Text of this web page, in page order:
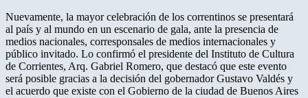
Nuevamente, la mayor celebración de los correntinos se presentará
al país y al mundo en un escenario de gala, ante la presencia de
medios nacionales, corresponsales de medios internacionales y
público invitado. Lo confirmó el presidente del Instituto de Cultura
de Corrientes, Arq. Gabriel Romero, que destacó que este evento
será posible gracias a la decisión del gobernador Gustavo Valdés y
el acuerdo que existe con el Gobierno de la ciudad de Buenos Aires